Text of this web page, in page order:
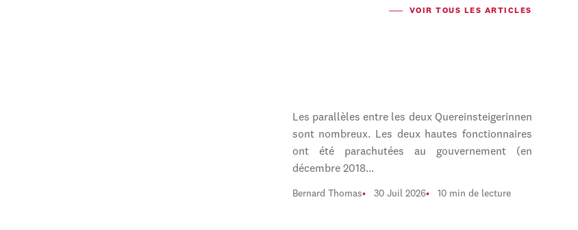
VOIR TOUS LES ARTICLES
Les parallèles entre les deux Quereinsteigerinnen
sont nombreux. Les deux hautes fonctionnaires
ont été parachutées au gouvernement (en
décembre 2018…
Bernard Thomas 30 Juil 2026 10 min de lecture